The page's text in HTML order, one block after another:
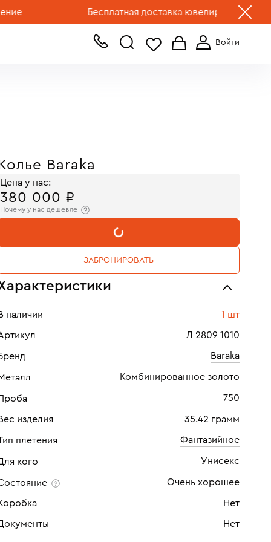
Бесплатная доставка ювелирных изделий по
+7 (499) 519-00-00
Колье Baraka
Цена у нас:
380 000 ₽
Почему у нас дешевле
В КОРЗИНУ
ЗАБРОНИРОВАТЬ
наличии 1 шт
Л 2809 1010
Baraka
Комбинированное золото
750
изделия 35.42 грамм
плетения Фантазийное
кого Унисекс
Очень хорошее
Коробка Нет
Нет